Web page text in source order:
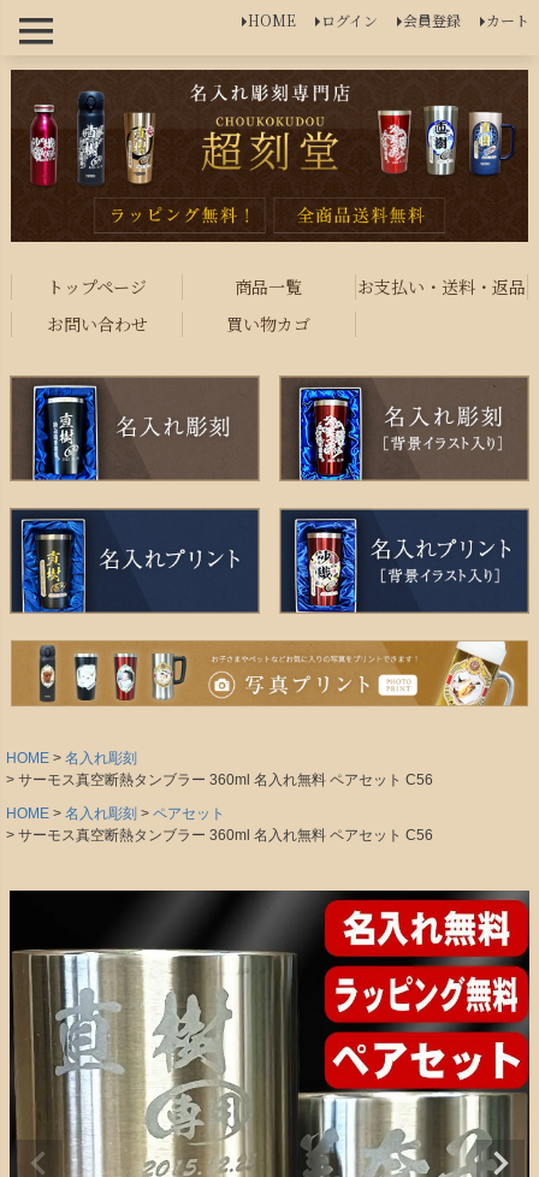
HOME ログイン 会員登録 カート
トップページ 商品一覧
お支払い・送料・返品
お問い合わせ
買い物カゴ
HOME
名入れ彫刻
サーモス真空断熱タンブラー 360ml 名入れ無料 ペアセット C56
HOME
名入れ彫刻
ペアセット
サーモス真空断熱タンブラー 360ml 名入れ無料 ペアセット C56